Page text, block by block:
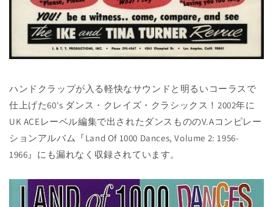
ハンドクラップが入る軽快なサウンドと明るいコーラスで
仕上げた60's ダンス・クレイズ・クラシックス！2002年に
UK ACEレーベル編集で出されたダンスもののV.Aコンピレー
ションアルバム『Land Of 1000 Dances, Volume 2: 1956-
1966』にも漏れなく収録されています。